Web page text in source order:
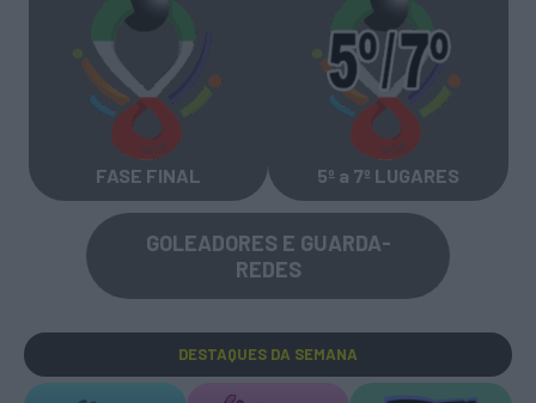
FASE FINAL 5º a 7º LUGARES
GOLEADORES E GUARDA-
REDES
DESTAQUES DA SEMANA